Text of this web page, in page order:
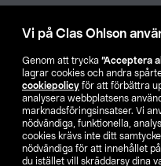
Vi på Clas Ohlson
Genom att trycka ”Acceptera
lagrar cookies och andra
cookiepolicy för att förbättra
analysera webbplatsens
marknadsföringsinsatser. Vi
nödvändiga, funktionella,
cookies krävs inte ditt
nödvändiga för att innehållet
du istället vill skräddarsy dina
SE